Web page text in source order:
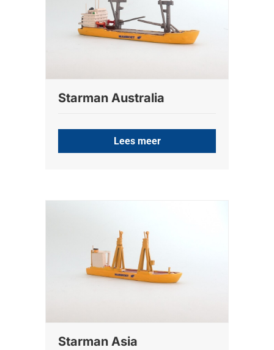
Starman Australia
Lees meer
Starman Asia